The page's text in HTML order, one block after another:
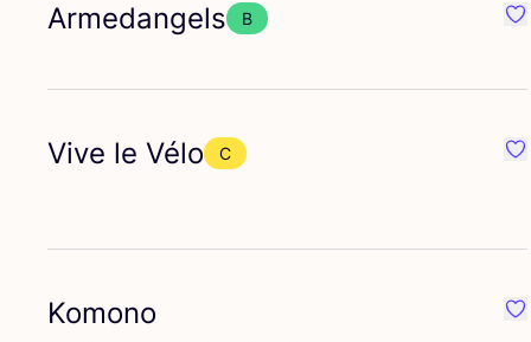
Armedangels B
Vive le Vélo C
Komono